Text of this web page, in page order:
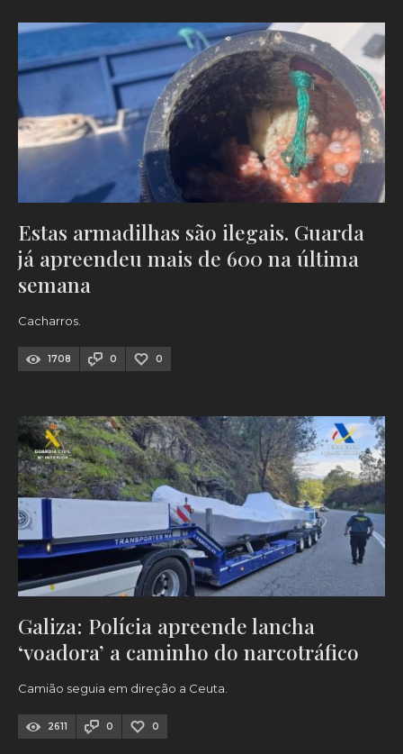
Estas armadilhas são ilegais. Guarda
já apreendeu mais de 600 na última
semana
Cacharros.
1708 0 0
Galiza: Polícia apreende lancha
‘voadora’ a caminho do narcotráfico
Camião seguia em direção a Ceuta.
2611 0 0